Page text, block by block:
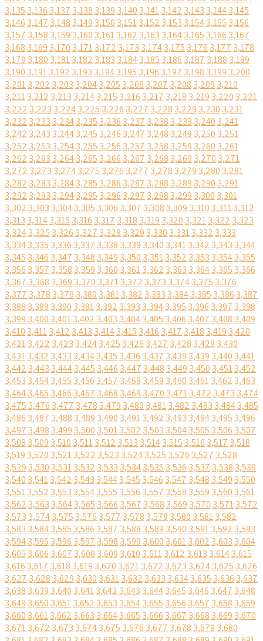
3,135 3,136 3,137 3,138 3,139 3,140 3,1413,142 3,143 3,1443,145
3,146 3,147 3,148 3,149 3,150 3,1513,152 3,153 3,1543,155 3,156
3,157 3,158 3,159 3,160 3,1613,162 3,163 3,1643,165 3,166 3,167
3,168 3,169 3,170 3,1713,172 3,173 3,1743,175 3,176 3,177 3,178
3,179 3,180 3,1813,182 3,183 3,1843,185 3,186 3,187 3,188 3,189
3,190 3,1913,192 3,193 3,1943,195 3,196 3,197 3,198 3,199 3,200
3,2013,202 3,203 3,2043,205 3,206 3,207 3,208 3,209 3,210
3,2113,212 3,213 3,2143,215 3,216 3,217 3,218 3,219 3,220 3,221
3,222 3,223 3,2243,225 3,226 3,227 3,228 3,229 3,230 3,231
3,232 3,233 3,2343,235 3,236 3,237 3,238 3,239 3,240 3,241
3,242 3,243 3,2443,245 3,246 3,247 3,248 3,249 3,250 3,251
3,252 3,253 3,2543,255 3,256 3,257 3,258 3,259 3,260 3,261
3,262 3,263 3,2643,265 3,266 3,267 3,268 3,269 3,270 3,271
3,272 3,273 3,2743,275 3,276 3,277 3,278 3,279 3,280 3,281
3,282 3,283 3,2843,285 3,286 3,287 3,288 3,289 3,290 3,291
3,292 3,293 3,2943,295 3,296 3,297 3,298 3,299 3,300 3,301
3,302 3,303 3,3043,305 3,306 3,307 3,308 3,309 3,310 3,3113,312
3,313 3,3143,315 3,316 3,317 3,318 3,319 3,320 3,3213,322 3,323
3,3243,325 3,326 3,327 3,328 3,329 3,330 3,3313,332 3,333
3,3343,335 3,336 3,337 3,338 3,339 3,340 3,3413,342 3,343 3,344
3,345 3,346 3,347 3,348 3,349 3,350 3,3513,352 3,353 3,3543,355
3,356 3,357 3,358 3,359 3,360 3,3613,362 3,363 3,3643,365 3,366
3,367 3,368 3,369 3,370 3,3713,372 3,373 3,3743,375 3,376
3,377 3,378 3,379 3,380 3,3813,382 3,383 3,3843,385 3,386 3,387
3,388 3,389 3,390 3,3913,392 3,393 3,3943,395 3,396 3,397 3,398
3,399 3,400 3,4013,402 3,403 3,4043,405 3,406 3,407 3,408 3,409
3,410 3,4113,412 3,413 3,4143,415 3,416 3,417 3,418 3,419 3,420
3,4213,422 3,423 3,4243,425 3,426 3,427 3,428 3,429 3,430
3,4313,432 3,433 3,4343,435 3,436 3,437 3,438 3,439 3,440 3,441
3,442 3,443 3,4443,445 3,446 3,447 3,448 3,449 3,450 3,4513,452
3,453 3,4543,455 3,456 3,457 3,458 3,459 3,460 3,4613,462 3,463
3,4643,465 3,466 3,467 3,468 3,469 3,470 3,4713,472 3,473 3,474
3,475 3,476 3,477 3,478 3,479 3,480 3,4813,482 3,483 3,4843,485
3,486 3,487 3,488 3,489 3,490 3,4913,492 3,493 3,4943,495 3,496
3,497 3,498 3,499 3,500 3,5013,502 3,503 3,5043,505 3,506 3,507
3,508 3,509 3,510 3,5113,512 3,513 3,5143,515 3,516 3,517 3,518
3,519 3,520 3,5213,522 3,523 3,5243,525 3,526 3,527 3,528
3,529 3,530 3,5313,532 3,533 3,5343,535 3,536 3,537 3,538 3,539
3,540 3,5413,542 3,543 3,5443,545 3,546 3,547 3,548 3,549 3,550
3,5513,552 3,553 3,5543,555 3,556 3,557 3,558 3,559 3,560 3,561
3,562 3,563 3,5643,565 3,566 3,567 3,568 3,569 3,570 3,5713,572
3,573 3,5743,575 3,576 3,577 3,578 3,579 3,580 3,5813,582
3,583 3,5843,585 3,586 3,587 3,588 3,589 3,590 3,5913,592 3,593
3,5943,595 3,596 3,597 3,598 3,599 3,600 3,6013,602 3,603 3,604
3,605 3,606 3,607 3,608 3,609 3,610 3,6113,612 3,613 3,6143,615
3,616 3,617 3,618 3,619 3,620 3,6213,622 3,623 3,6243,625 3,626
3,627 3,628 3,629 3,630 3,6313,632 3,633 3,6343,635 3,636 3,637
3,638 3,639 3,640 3,6413,642 3,643 3,6443,645 3,646 3,647 3,648
3,649 3,650 3,6513,652 3,653 3,6543,655 3,656 3,657 3,658 3,659
3,660 3,6613,662 3,663 3,6643,665 3,666 3,667 3,668 3,669 3,670
3,6713,672 3,673 3,6743,675 3,676 3,677 3,678 3,679 3,680